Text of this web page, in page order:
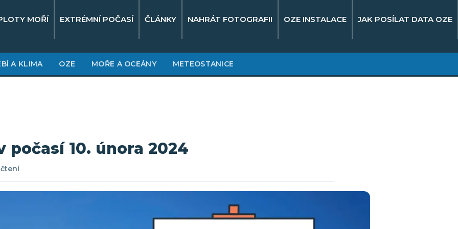
MOŘÍ EXTRÉMNÍ POČASÍ ČLÁNKY NAHRÁT FOTOGRAFII OZE INSTALACE JAK POSÍLAT DATA OZE
A KLIMA OZE MOŘE A OCEÁNY METEOSTANICE
10. února 2024
čtení